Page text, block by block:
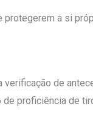
a si
de
de proficiência de